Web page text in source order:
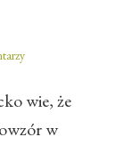
wie, że
w